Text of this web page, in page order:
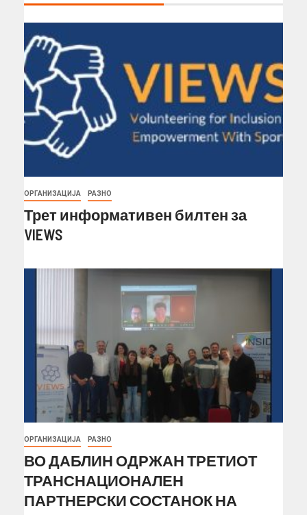
ОРГАНИЗАЦИЈА РАЗНО
Трет информативен билтен за
VIEWS
ОРГАНИЗАЦИЈА РАЗНО
ВО ДАБЛИН ОДРЖАН ТРЕТИОТ
ТРАНСНАЦИОНАЛЕН
ПАРТНЕРСКИ СОСТАНОК НА